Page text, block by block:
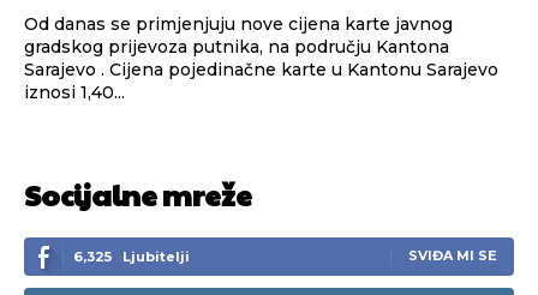
Od danas se primjenjuju nove cijena karte javnog
gradskog prijevoza putnika, na području Kantona
Sarajevo . Cijena pojedinačne karte u Kantonu Sarajevo
iznosi 1,40...
Socijalne mreže
6,325 Ljubitelji SVIĐA MI SE